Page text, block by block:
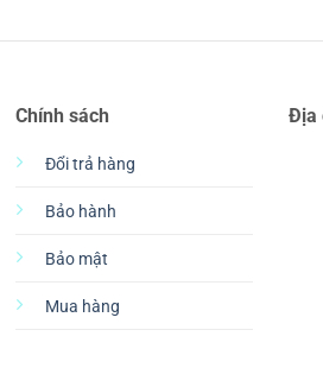
Chính sách
Đổi trả hàng
Bảo hành
Bảo mật
Mua hàng
Địa